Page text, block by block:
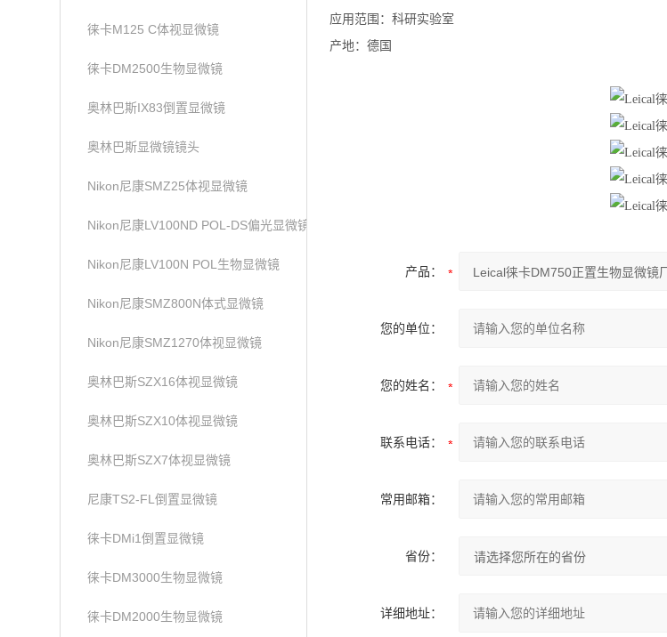
徕卡M125 C体视显微镜
徕卡DM2500生物显微镜
奥林巴斯IX83倒置显微镜
奥林巴斯显微镜镜头
Nikon尼康SMZ25体视显微镜
Nikon尼康LV100ND POL-DS偏光显微镜
Nikon尼康LV100N POL生物显微镜
Nikon尼康SMZ800N体式显微镜
Nikon尼康SMZ1270体视显微镜
奥林巴斯SZX16体视显微镜
奥林巴斯SZX10体视显微镜
奥林巴斯SZX7体视显微镜
尼康TS2-FL倒置显微镜
徕卡DMi1倒置显微镜
徕卡DM3000生物显微镜
徕卡DM2000生物显微镜
应用范围：科研实验室
产地：德国
产品：
您的单位：
您的姓名：
联系电话：
常用邮箱：
省份：
详细地址：